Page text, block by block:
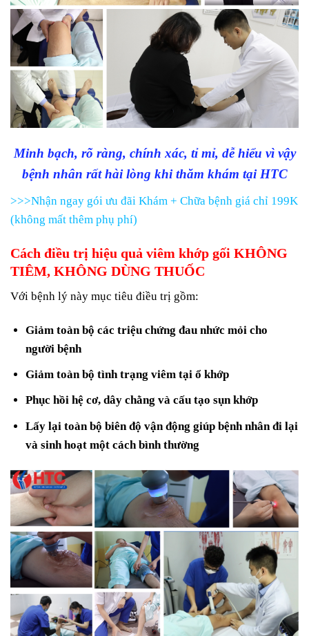
Minh bạch, rõ ràng, chính xác, tỉ mỉ, dễ hiểu vì vậy
bệnh nhân rất hài lòng khi thăm khám tại HTC
>>>Nhận ngay gói ưu đãi Khám + Chữa bệnh giá chỉ 199K
(không mất thêm phụ phí)
Cách điều trị hiệu quả viêm khớp gối KHÔNG
TIÊM, KHÔNG DÙNG THUỐC
Với bệnh lý này mục tiêu điều trị gồm:
Giảm toàn bộ các triệu chứng đau nhức mỏi cho
người bệnh
Giảm toàn bộ tình trạng viêm tại ổ khớp
Phục hồi hệ cơ, dây chằng và cấu tạo sụn khớp
Lấy lại toàn bộ biên độ vận động giúp bệnh nhân đi lại
và sinh hoạt một cách bình thường